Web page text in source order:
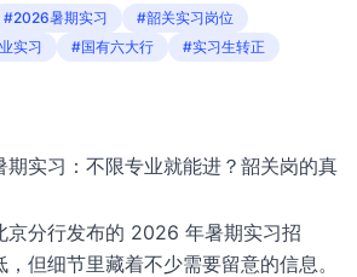
#2026暑期实习
#韶关实习岗位
实习 #国有六大行
#实习生转正
期实习：不限专业就能进？韶关岗的真
京分行发布的 2026 年暑期实习招
但细节里藏着不少需要留意的信息。